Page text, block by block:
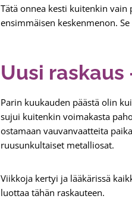
Tätä onnea kesti kuitenkin
ensimmäisen keskenmenon.
Uusi
Parin kuukauden päästä olin
sujui kuitenkin voimakasta
ostamaan vauvanvaatteita
ruusunkultaiset metalliosat.
Viikkoja kertyi ja lääkärissä
luottaa tähän raskauteen.